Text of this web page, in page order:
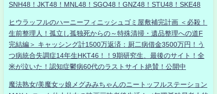
SNH48！JKT48！MNL48！SGO48！GNZ48！STU48！SKE48
ヒウラッフルのハーニーフィニッシュゴミ屋敷補完計画 ＜必殺！
生前整理人！孤立し孤独死からの～特殊清掃・遺品整理への道F
完結編＞ キャッシング計1500万返済：厨二病借金3500万円！う
つ病統合失調症14年生HKT46！！9期研究生、最後のサイト！全
米が泣いた！認知症鬱病60代のラストサイト絶賛！公開中
魔法熟女/美魔女ッ娘メグみみちゃんのニートッフルステーション